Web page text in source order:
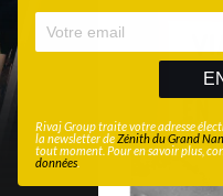
Rivaj Group traite votre adresse
la newsletter deZénith du Grand
tout moment. Pour en savoir plus,
données